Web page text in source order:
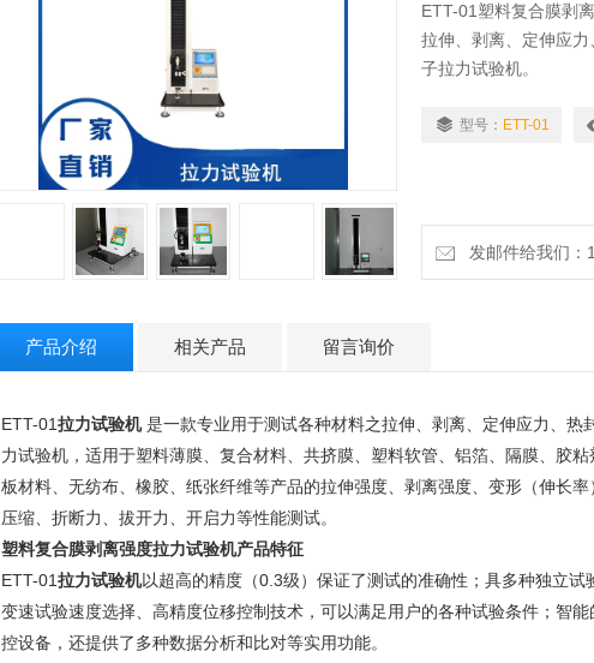
ETT-01塑料复合膜剥
拉伸、剥离、定伸应
子拉力试验机。
型号： ETT-01
发邮件给我们：
产品介绍 相关产品 留言询价
ETT-01拉力试验机 是一款专业用于测试各种材料之拉伸、剥离、定伸应力、热
力试验机，适用于塑料薄膜、复合材料、共挤膜、塑料软管、铝箔、隔膜、胶
板材料、无纺布、橡胶、纸张纤维等产品的拉伸强度、剥离强度、变形（伸长
压缩、折断力、拔开力、开启力等性能测试。
塑料复合膜剥离强度拉力试验机产品特征
ETT-01拉力试验机以超高的精度（0.3级）保证了测试的准确性；具多种独立
变速试验速度选择、高精度位移控制技术，可以满足用户的各种试验条件；智
控设备，还提供了多种数据分析和比对等实用功能。